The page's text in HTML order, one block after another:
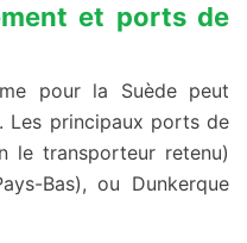
et ports de
pour la Suède peut
. Les principaux ports de
le transporteur retenu)
Bas), ou Dunkerque